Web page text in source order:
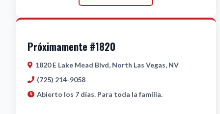
Próximamente #1820
1820 E Lake Mead Blvd, North Las Vegas, NV
(725) 214-9058
Abierto los 7 días. Para toda la familia.